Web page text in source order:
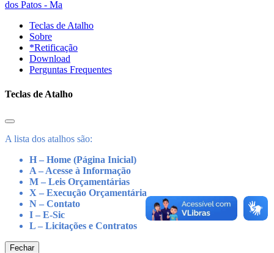
dos Patos - Ma
Teclas de Atalho
Sobre
*Retificação
Download
Perguntas Frequentes
Teclas de Atalho
A lista dos atalhos são:
H – Home (Página Inicial)
A – Acesse à Informação
M – Leis Orçamentárias
X – Execução Orçamentária
N – Contato
I – E-Sic
L – Licitações e Contratos
Fechar